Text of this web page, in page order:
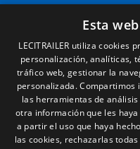
Camino de los
Esta
LECITRAILER utiliza cookies
personalización, analíticas,
tráfico web, gestionar la
personalizada. Compartimos
las herramientas de
otra información que les
a partir el uso que haya
las cookies, rechazarlas